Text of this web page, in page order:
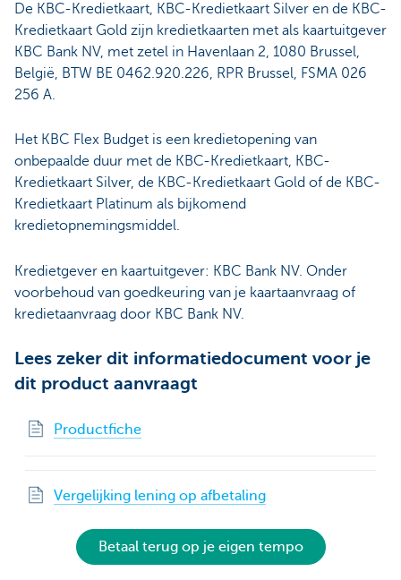
De KBC-Kredietkaart, KBC-Kredietkaart Silver en de KBC-
Kredietkaart Gold zijn kredietkaarten met als kaartuitgever
KBC Bank NV, met zetel in Havenlaan 2, 1080 Brussel,
België, BTW BE 0462.920.226, RPR Brussel, FSMA 026
256 A.
Het KBC Flex Budget is een kredietopening van
onbepaalde duur met de KBC-Kredietkaart, KBC-
Kredietkaart Silver, de KBC-Kredietkaart Gold of de KBC-
Kredietkaart Platinum als bijkomend
kredietopnemingsmiddel.
Kredietgever en kaartuitgever: KBC Bank NV. Onder
voorbehoud van goedkeuring van je kaartaanvraag of
kredietaanvraag door KBC Bank NV.
Lees zeker dit informatiedocument voor je
dit product aanvraagt
Productfiche
Vergelijking lening op afbetaling
Betaal terug op je eigen tempo